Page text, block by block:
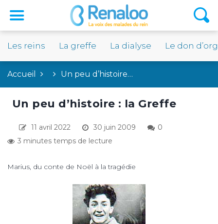
Les reins La greffe La dialyse Le don
Accueil Un peu d’histoire…
Un peu d’histoire : la Greffe
11 avril 2022 30 juin 2009
0
3 minutes temps de lecture
Marius, du conte de Noël à la tragédie